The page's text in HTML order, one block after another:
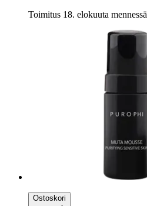
Toimitus 18. elokuuta mennessä
Ostoskori